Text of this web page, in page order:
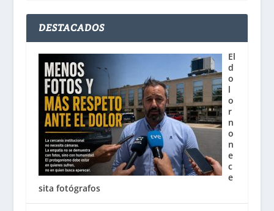
DESTACADOS
El
d
o
l
o
r
n
o
n
e
c
e
sita fotógrafos